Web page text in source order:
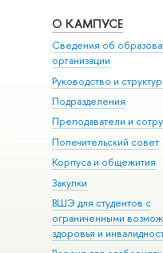
О КАМПУСЕ
Сведения об
организации
Руководство и
Подразделения
Преподаватели и
Попечительский совет
Корпуса и общежития
Закупки
ВШЭ для студентов с
ограниченными
здоровья и